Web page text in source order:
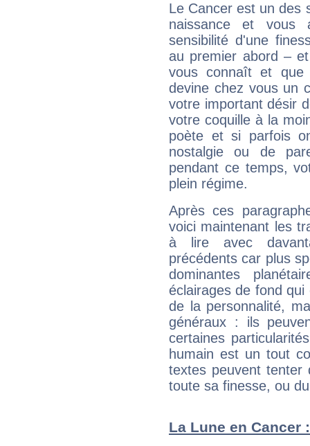
Le Cancer est un des
naissance et vous
sensibilité d'une
au premier abord –
vous connaît et
devine chez vous un
votre important désir
votre coquille à la
poète et si parfois
nostalgie ou de
pendant ce temps,
plein régime.
Après ces
voici maintenant les
à lire avec
précédents car plus
dominantes
éclairages de fond
de la personnalité,
généraux : ils
certaines
humain est un tout
textes peuvent tenter
toute sa finesse, ou
La Lune en Cancer